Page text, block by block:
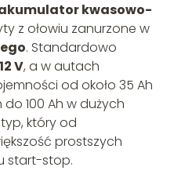
kwasowo-
z ołowiu zanurzone w
. Standardowo
V, a w autach
od około 35 Ah
100 Ah w dużych
który od
prostszych
start-stop.